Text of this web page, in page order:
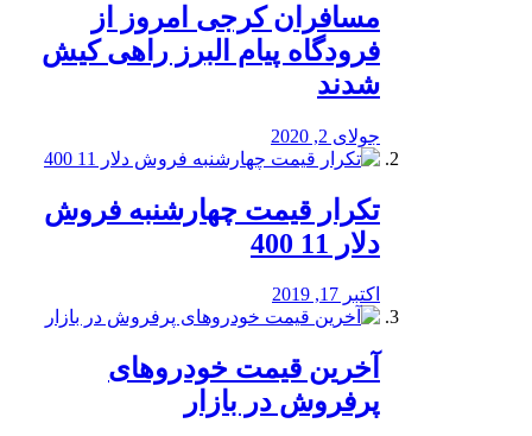
مسافران کرجی امروز از
فرودگاه پیام البرز راهی کیش
شدند
جولای 2, 2020
تکرار قیمت چهارشنبه فروش
دلار 11 400
اکتبر 17, 2019
آخرین قیمت خودرو‌های
پرفروش در بازار